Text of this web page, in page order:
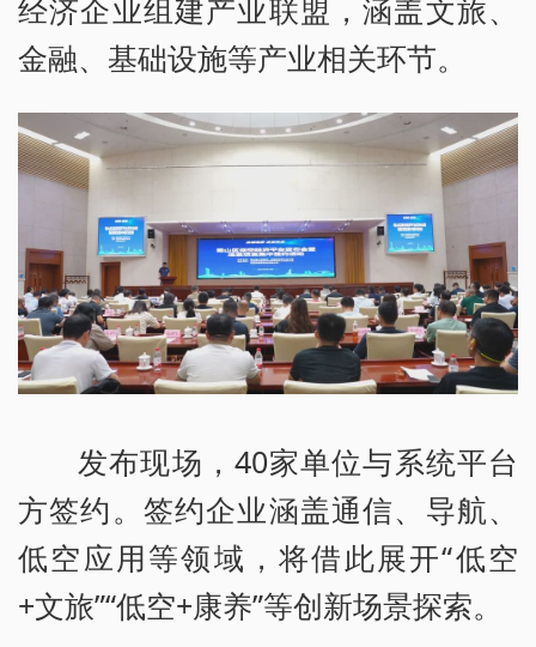
经济企业组建产业联盟，涵盖文旅、
金融、基础设施等产业相关环节。
发布现场，40家单位与系统平台
方签约。签约企业涵盖通信、导航、
低空应用等领域，将借此展开“低空
+文旅”“低空+康养”等创新场景探索。